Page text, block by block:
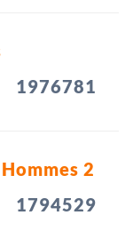
1976781
2
1794529